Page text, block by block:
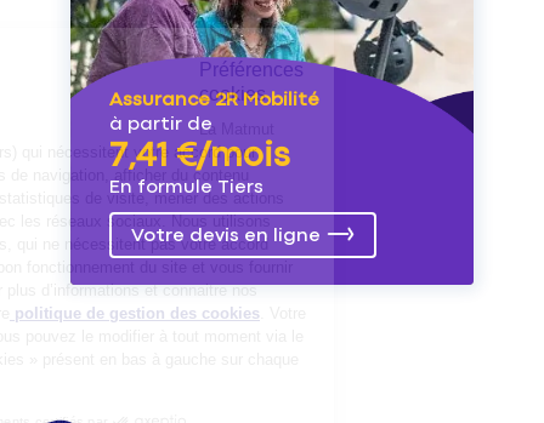
Assurance 2R Mobilité
à partir de
7,41 €/mois
En formule Tiers
Votre devis en ligne
Préférences
cookies
La Matmut
utilise des cookies (traceurs) qui nécessitent votre accord pour
mémoriser vos préférences de navigation, afficher du contenu
personnalisé, réaliser des statistiques de visite, mener des actions
publicitaires et interagir avec les réseaux sociaux. Nous utilisons
également d’autres cookies, qui ne nécessitent pas votre accord
un service de qualité. Pour plus d’informations et connaitre nos
partenaires, consultez notre politique de gestion des cookies